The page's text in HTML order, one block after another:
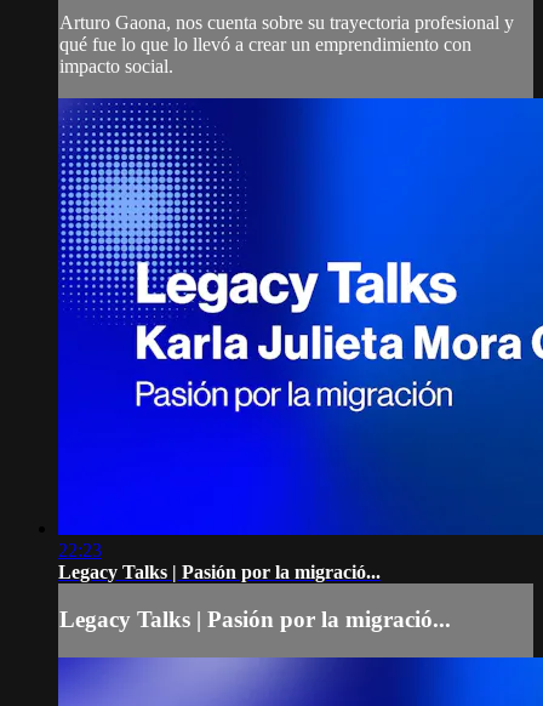
Arturo Gaona, nos cuenta sobre su trayectoria profesional y
qué fue lo que lo llevó a crear un emprendimiento con
impacto social.
22:23
Legacy Talks | Pasión por la migració...
Legacy Talks | Pasión por la migració...